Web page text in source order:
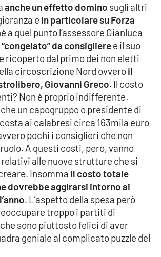
anche un effetto domino sugli altri
e in particolare su Forza
a quel punto l’assessore Gianluca
da consiglieree il suo
ricoperto dal primo dei non eletti
circoscrizione Nord ovveroil
Giovanni Greco. Il costo
Non è proprio indifferente.
un capogruppo o presidente di
ai calabresi circa 163mila euro
pochi i consiglieri che non
A questi costi, però, vanno
alle nuove strutture che si
Insomma il costo totale
dovrebbe aggirarsi intorno ai
. L’aspetto della spesa però
troppo i partiti di
sono piuttosto felici di aver
geniale al complicato puzzle del